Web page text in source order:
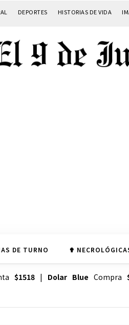
DEPORTES HISTORIAS DE VIDA
DE TURNO ✟
$1518| Dolar Blue Compra